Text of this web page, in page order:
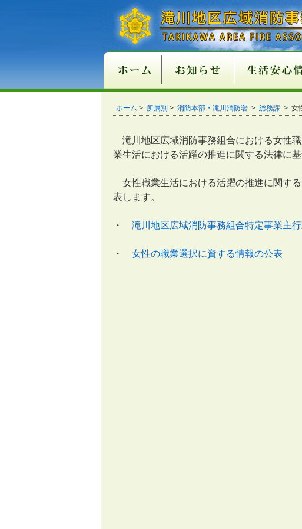
新庁舎情報
入札情報
職員採用情報
各種申請・届出用紙
講習・試験案内
地方分権改革一括法
関係条例整備
違反対象物公表制度
適マーク制度 火災予防
救急
１１９番
ご注意
ホーム > 所属別 > 消防本部・滝川消防署 > 総務課 > 女
滝川地区広域消防事務組合における女性
業生活における活躍の推進に関する法律に
女性職業生活における活躍の推進に関す
表します。
・ 滝川地区広域消防事務組合特定事業主
・ 女性の職業選択に資する情報の公表